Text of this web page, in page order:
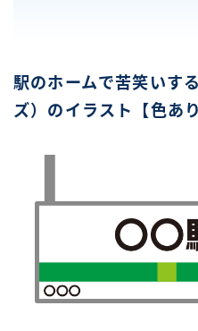
駅のホームで苦笑いす
ズ）のイラスト【色あ